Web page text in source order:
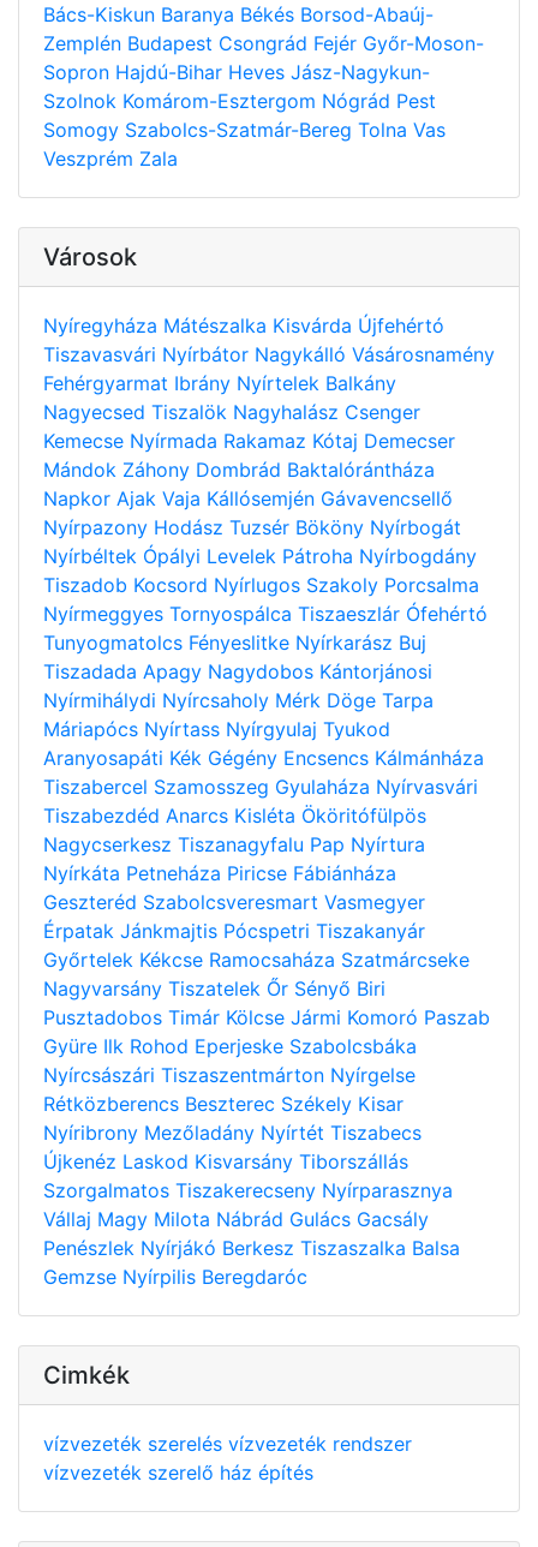
Bács-Kiskun Baranya Békés Borsod-Abaúj-
Zemplén Budapest Csongrád Fejér Győr-Moson-
Sopron Hajdú-Bihar Heves Jász-Nagykun-
Szolnok Komárom-Esztergom Nógrád Pest
Somogy Szabolcs-Szatmár-Bereg Tolna Vas
Veszprém Zala
Városok
Nyíregyháza Mátészalka Kisvárda Újfehértó
Tiszavasvári Nyírbátor Nagykálló Vásárosnamény
Fehérgyarmat Ibrány Nyírtelek Balkány
Nagyecsed Tiszalök Nagyhalász Csenger
Kemecse Nyírmada Rakamaz Kótaj Demecser
Mándok Záhony Dombrád Baktalórántháza
Napkor Ajak Vaja Kállósemjén Gávavencsellő
Nyírpazony Hodász Tuzsér Bököny Nyírbogát
Nyírbéltek Ópályi Levelek Pátroha Nyírbogdány
Tiszadob Kocsord Nyírlugos Szakoly Porcsalma
Nyírmeggyes Tornyospálca Tiszaeszlár Ófehértó
Tunyogmatolcs Fényeslitke Nyírkarász Buj
Tiszadada Apagy Nagydobos Kántorjánosi
Nyírmihálydi Nyírcsaholy Mérk Döge Tarpa
Máriapócs Nyírtass Nyírgyulaj Tyukod
Aranyosapáti Kék Gégény Encsencs Kálmánháza
Tiszabercel Szamosszeg Gyulaháza Nyírvasvári
Tiszabezdéd Anarcs Kisléta Ököritófülpös
Nagycserkesz Tiszanagyfalu Pap Nyírtura
Nyírkáta Petneháza Piricse Fábiánháza
Geszteréd Szabolcsveresmart Vasmegyer
Érpatak Jánkmajtis Pócspetri Tiszakanyár
Győrtelek Kékcse Ramocsaháza Szatmárcseke
Nagyvarsány Tiszatelek Őr Sényő Biri
Pusztadobos Timár Kölcse Jármi Komoró Paszab
Gyüre Ilk Rohod Eperjeske Szabolcsbáka
Nyírcsászári Tiszaszentmárton Nyírgelse
Rétközberencs Beszterec Székely Kisar
Nyíribrony Mezőladány Nyírtét Tiszabecs
Újkenéz Laskod Kisvarsány Tiborszállás
Szorgalmatos Tiszakerecseny Nyírparasznya
Vállaj Magy Milota Nábrád Gulács Gacsály
Penészlek Nyírjákó Berkesz Tiszaszalka Balsa
Gemzse Nyírpilis Beregdaróc
Cimkék
vízvezeték szerelés vízvezeték rendszer
vízvezeték szerelő ház építés